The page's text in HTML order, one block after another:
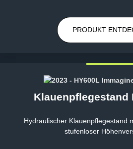
PRODUKT
Klauenpflegestand
Hydraulischer Klauenpflegestand
stufenloser